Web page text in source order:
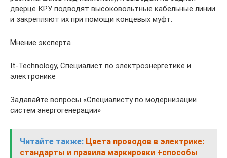
дверце КРУ подводят высоковольтные кабельные линии
и закрепляют их при помощи концевых муфт.
Мнение эксперта
It-Technology, Cпециалист по электроэнергетике и
электронике
Задавайте вопросы «Специалисту по модернизации
систем энергогенерации»
Читайте также: Цвета проводов в электрике:
стандарты и правила маркировки +способы